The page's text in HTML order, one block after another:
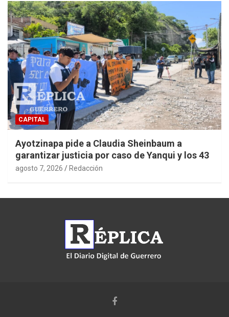
CAPITAL
Ayotzinapa pide a Claudia Sheinbaum a
garantizar justicia por caso de Yanqui y los 43
agosto 7, 2026 Redacción